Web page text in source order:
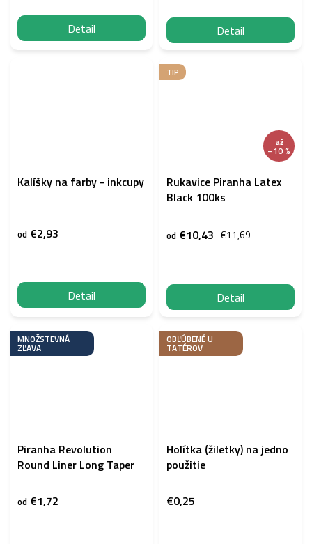
Detail Detail
Kalíšky na farby - inkcupy
od €2,93
Detail
TIP
až
–10 %
Rukavice Piranha Latex
Black 100ks
€11,69
od €10,43
Detail
MNOŽSTEVNÁ
ZĽAVA
Piranha Revolution
Round Liner Long Taper
od €1,72
OBĽÚBENÉ U
TATÉROV
Holítka (žiletky) na jedno
použitie
€0,25